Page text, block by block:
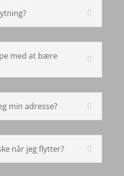
med at bære
min adresse?
når jeg flytter?